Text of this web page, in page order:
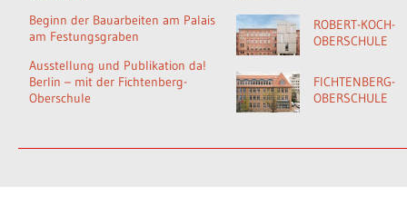
Beginn der Bauarbeiten am Palais
am Festungsgraben
Ausstellung und Publikation da!
Berlin – mit der Fichtenberg-
Oberschule
ROBERT-KOCH-
OBERSCHULE
FICHTENBERG-
OBERSCHULE